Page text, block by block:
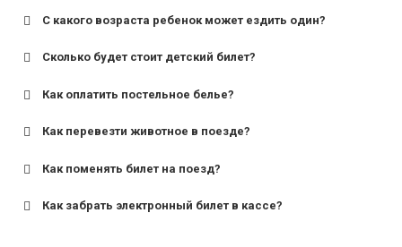
С какого возраста ребенок может ездить один?
для поездов дальнего следования — от 10 лет и
для пригородных поездов — от 7 лет.
Сколько будет стоит детский билет?
Как оплатить постельное белье?
Как перевезти животное в поезде?
Как поменять билет на поезд?
Как забрать электронный билет в кассе?